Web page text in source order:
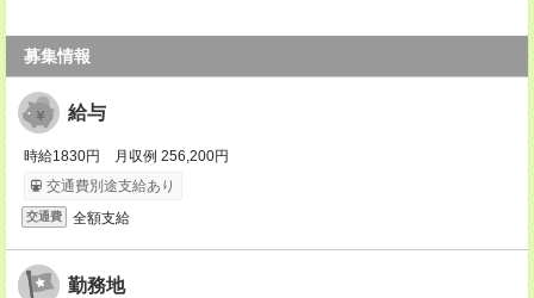
募集情報
給与
時給1830円 月収例 256,200円
交通費別途支給あり
交通費 全額支給
勤務地